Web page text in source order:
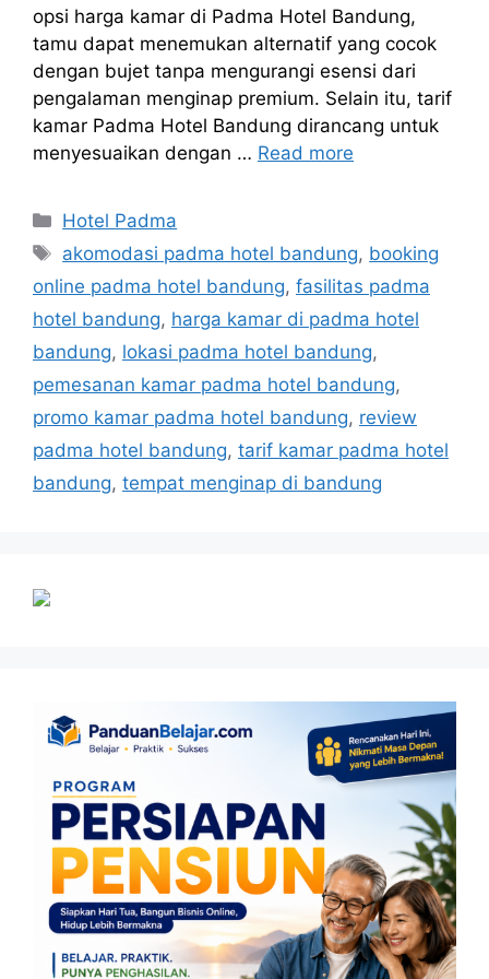
opsi harga kamar di Padma Hotel Bandung,
tamu dapat menemukan alternatif yang cocok
dengan bujet tanpa mengurangi esensi dari
pengalaman menginap premium. Selain itu, tarif
kamar Padma Hotel Bandung dirancang untuk
menyesuaikan dengan … Read more
Categories
Hotel Padma
Tags
akomodasi padma hotel bandung, booking
online padma hotel bandung, fasilitas padma
hotel bandung, harga kamar di padma hotel
bandung, lokasi padma hotel bandung,
pemesanan kamar padma hotel bandung,
promo kamar padma hotel bandung, review
padma hotel bandung, tarif kamar padma hotel
bandung, tempat menginap di bandung